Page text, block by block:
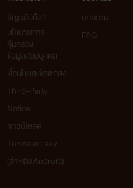
15.เหยื่อสวาทแดนทมิฬ เล่ม 1
16.อ้อนรักแทนใจ
17.เหยื่อสวาทแดนทมิฬ เล่ม 2
18.ภรรยาสาวหิวรัก
19.ยั่วรักระเริงสวาท
20.ซินดี้กับพี่เลี้ยงใจร้าย
ธัญวลัยคือ?
นโยบายการ
คุ้มครอง
ข้อมูลส่วนบุคคล
เงื่อนไขและข้อตกลง
Third-Party
Notice
ดาวน์โหลด
Tunwalai Easy
(สำหรับ Android)
บทความ
FAQ